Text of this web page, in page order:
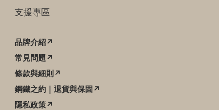
支援專區
品牌介紹↗
常見問題↗
條款與細則↗
鋼鐵之約｜退貨與保固↗
隱私政策↗